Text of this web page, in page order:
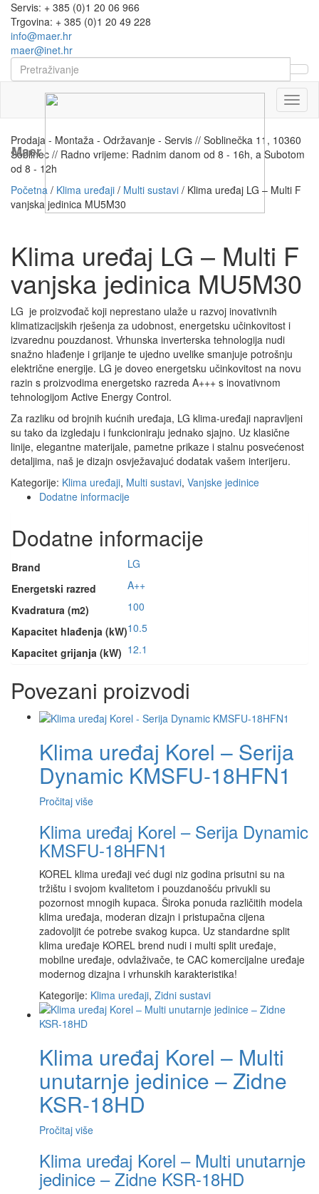
Servis: + 385 (0)1 20 06 966
Trgovina: + 385 (0)1 20 49 228
info@maer.hr
maer@inet.hr
Maer
Prodaja - Montaža - Održavanje - Servis // Soblinečka 11, 10360
Soblinec // Radno vrijeme: Radnim danom od 8 - 16h, a Subotom
od 8 - 12h
Početna / Klima uređaji / Multi sustavi / Klima uređaj LG – Multi F
vanjska jedinica MU5M30
Klima uređaj LG – Multi F
vanjska jedinica MU5M30
LG je proizvođač koji neprestano ulaže u razvoj inovativnih
klimatizacijskih rješenja za udobnost, energetsku učinkovitost i
izvarednu pouzdanost. Vrhunska inverterska tehnologija nudi
snažno hlađenje i grijanje te ujedno uvelike smanjuje potrošnju
električne energije. LG je doveo energetsku učinkovitost na novu
razin s proizvodima energetsko razreda A+++ s inovativnom
tehnologijom Active Energy Control.
Za razliku od brojnih kućnih uređaja, LG klima-uređaji napravljeni
su tako da izgledaju i funkcioniraju jednako sjajno. Uz klasične
linije, elegantne materijale, pametne prikaze i stalnu posvećenost
detaljima, naš je dizajn osvježavajuć dodatak vašem interijeru.
Kategorije: Klima uređaji, Multi sustavi, Vanjske jedinice
Dodatne informacije
Dodatne informacije
Brand
LG
Energetski razred
A++
Kvadratura (m2)
100
Kapacitet hlađenja (kW)10.5
Kapacitet grijanja (kW) 12.1
Povezani proizvodi
Klima uređaj Korel – Serija
Dynamic KMSFU-18HFN1
Pročitaj više
Klima uređaj Korel – Serija Dynamic
KMSFU-18HFN1
KOREL klima uređaji već dugi niz godina prisutni su na
tržištu i svojom kvalitetom i pouzdanošću privukli su
pozornost mnogih kupaca. Široka ponuda različitih modela
klima uređaja, moderan dizajn i pristupačna cijena
zadovoljit će potrebe svakog kupca. Uz standardne split
klima uređaje KOREL brend nudi i multi split uređaje,
mobilne uređaje, odvlaživače, te CAC komercijalne uređaje
modernog dizajna i vrhunskih karakteristika!
Kategorije: Klima uređaji, Zidni sustavi
Klima uređaj Korel – Multi
unutarnje jedinice – Zidne
KSR-18HD
Pročitaj više
Klima uređaj Korel – Multi unutarnje
jedinice – Zidne KSR-18HD